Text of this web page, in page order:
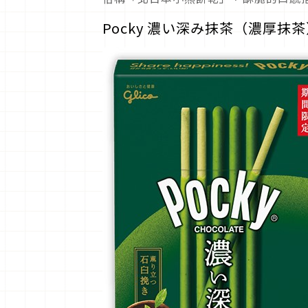
Pocky 濃い深み抹茶（濃厚抹